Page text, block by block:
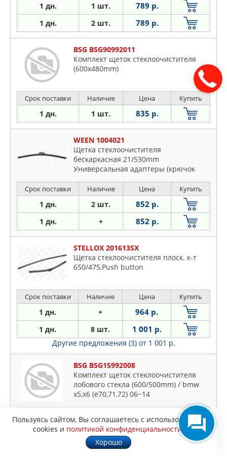
1 дн. 1 шт. 789 р.
1 дн. 2 шт. 789 р.
BSG BSG90992011
Комплект щеток стеклоочистителя
(600x480mm)
Срок поставки Наличие Цена Купить
1 дн. 1 шт. 835 р.
WEEN 1004021
Щетка стеклоочистителя
бескаркасная 21/530mm
Универсальная адаптеры (крючок
Срок поставки Наличие Цена Купить
1 дн. 2 шт. 852 р.
1 дн. + 852 р.
STELLOX 201613SX
Щетка стеклоочистителя плоск. к-т
650/475,Push button
Срок поставки Наличие Цена Купить
1 дн. + 964 р.
1 дн. 8 шт. 1 001 р.
Другие предложения (3) от 1 001 р.
BSG BSG15992008
Комплект щеток стеклоочистителя
лобового стекла (600/500mm) / bmw
x5,x6 (e70,71,72) 06~14
Купить
1 дн. 2 шт. 1 090 р.
Пользуясь сайтом, Вы соглашаетесь с использованием
cookies и политикой конфиденциальности
Хорошо